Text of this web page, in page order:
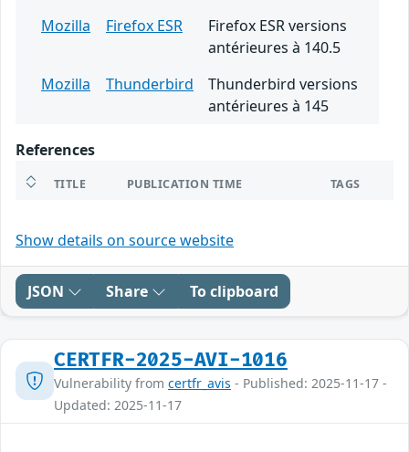
Mozilla
Firefox ESR
Firefox ESR versions
antérieures à 140.5
Mozilla
Thunderbird
Thunderbird versions
antérieures à 145
References
TITLE PUBLICATION TIME TAGS
Show details on source website
JSON Share To clipboard
CERTFR-2025-AVI-1016
Vulnerability from certfr_avis - Published: 2025-11-17 -
Updated: 2025-11-17